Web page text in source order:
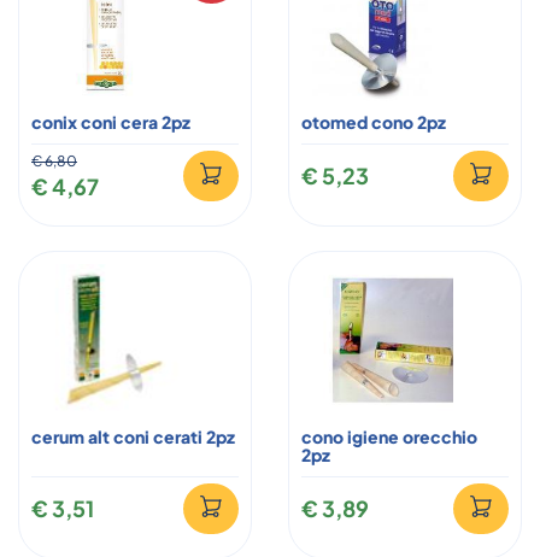
conix coni cera 2pz
€ 6,80
€ 4,67
otomed cono 2pz
€ 5,23
cerum alt coni cerati 2pz
€ 3,51
cono igiene orecchio
2pz
€ 3,89